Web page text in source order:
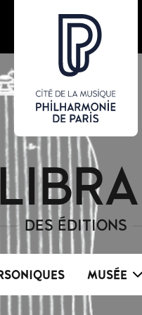
DES ÉDITIONS
MUSÉE